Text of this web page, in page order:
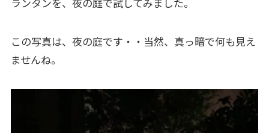
この写真は、夜の庭です・・当然、真っ暗で何も見え
ませんね。